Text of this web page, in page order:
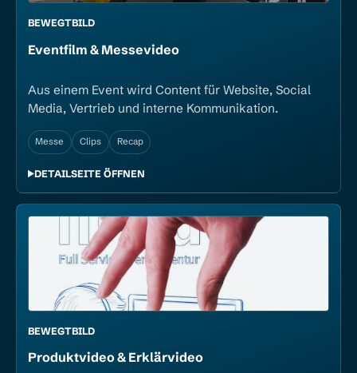
BEWEGTBILD
Event­film & Messe­video
Aus einem Event wird Content für Website, Social
Media, Vertrieb und interne Kommunikation.
Messe Clips Recap
DETAILSEITE ÖFFNEN
BEWEGTBILD
Produkt­video & Erklär­video